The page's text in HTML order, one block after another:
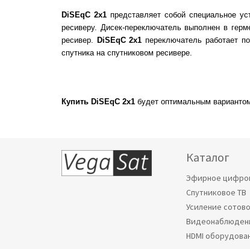
DiSEqC 2х1 представляет собой специальное
ресиверу. Дисек-переключатель выполнен в
ресивер. DiSEqC 2х1 переключатель работает
спутника на спутниковом ресивере.
Купить DiSEqC 2х1 будет оптимальным
Каталог
Эфирное
Спутниковое ТВ
Усиление
HDMI